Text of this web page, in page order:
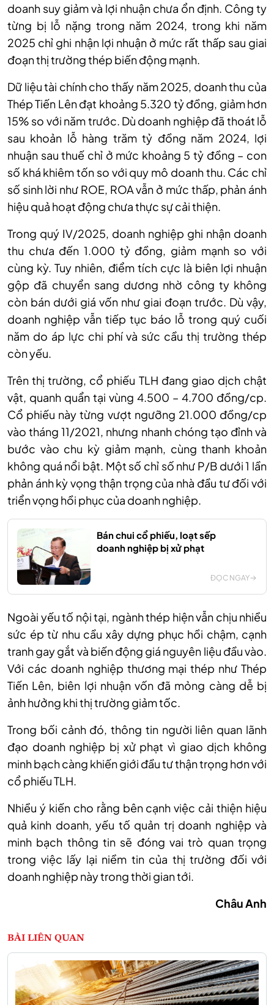
doanh suy giảm và lợi nhuận chưa ổn định. Công ty
từng bị lỗ nặng trong năm 2024, trong khi năm
2025 chỉ ghi nhận lợi nhuận ở mức rất thấp sau giai
đoạn thị trường thép biến động mạnh.
Dữ liệu tài chính cho thấy năm 2025, doanh thu của
Thép Tiến Lên đạt khoảng 5.320 tỷ đồng, giảm hơn
15% so với năm trước. Dù doanh nghiệp đã thoát lỗ
sau khoản lỗ hàng trăm tỷ đồng năm 2024, lợi
nhuận sau thuế chỉ ở mức khoảng 5 tỷ đồng – con
số khá khiêm tốn so với quy mô doanh thu. Các chỉ
số sinh lời như ROE, ROA vẫn ở mức thấp, phản ánh
hiệu quả hoạt động chưa thực sự cải thiện.
Trong quý IV/2025, doanh nghiệp ghi nhận doanh
thu chưa đến 1.000 tỷ đồng, giảm mạnh so với
cùng kỳ. Tuy nhiên, điểm tích cực là biên lợi nhuận
gộp đã chuyển sang dương nhờ công ty không
còn bán dưới giá vốn như giai đoạn trước. Dù vậy,
doanh nghiệp vẫn tiếp tục báo lỗ trong quý cuối
năm do áp lực chi phí và sức cầu thị trường thép
còn yếu.
Trên thị trường, cổ phiếu TLH đang giao dịch chật
vật, quanh quẩn tại vùng 4.500 – 4.700 đồng/cp.
Cổ phiếu này từng vượt ngưỡng 21.000 đồng/cp
vào tháng 11/2021, nhưng nhanh chóng tạo đỉnh và
bước vào chu kỳ giảm mạnh, cùng thanh khoản
không quá nổi bật. Một số chỉ số như P/B dưới 1 lần
phản ánh kỳ vọng thận trọng của nhà đầu tư đối với
triển vọng hồi phục của doanh nghiệp.
Bán chui cổ phiếu, loạt sếp
doanh nghiệp bị xử phạt
ĐỌC NGAY
Ngoài yếu tố nội tại, ngành thép hiện vẫn chịu nhiều
sức ép từ nhu cầu xây dựng phục hồi chậm, cạnh
tranh gay gắt và biến động giá nguyên liệu đầu vào.
Với các doanh nghiệp thương mại thép như Thép
Tiến Lên, biên lợi nhuận vốn đã mỏng càng dễ bị
ảnh hưởng khi thị trường giảm tốc.
Trong bối cảnh đó, thông tin người liên quan lãnh
đạo doanh nghiệp bị xử phạt vì giao dịch không
minh bạch càng khiến giới đầu tư thận trọng hơn với
cổ phiếu TLH.
Nhiều ý kiếncho rằng bên cạnh việc cải thiện hiệu
quả kinh doanh, yếu tố quản trị doanh nghiệp và
minh bạch thông tin sẽ đóng vai trò quan trọng
trong việc lấy lại niềm tin của thị trường đối với
doanh nghiệp này trong thời gian tới.
Châu Anh
BÀI LIÊN QUAN